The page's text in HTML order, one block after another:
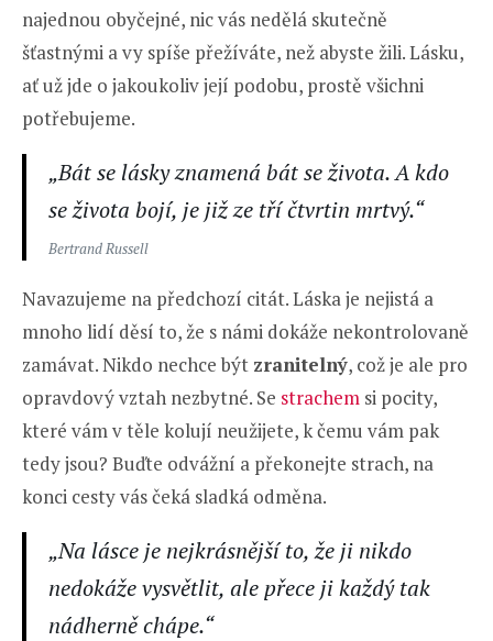
najednou obyčejné, nic vás nedělá skutečně
šťastnými a vy spíše přežíváte, než abyste žili. Lásku,
ať už jde o jakoukoliv její podobu, prostě všichni
potřebujeme.
„Bát se lásky znamená bát se života. A kdo
se života bojí, je již ze tří čtvrtin mrtvý.“
Bertrand Russell
Navazujeme na předchozí citát. Láska je nejistá a
mnoho lidí děsí to, že s námi dokáže nekontrolovaně
zamávat. Nikdo nechce být zranitelný, což je ale pro
opravdový vztah nezbytné. Se strachem si pocity,
které vám v těle kolují neužijete, k čemu vám pak
tedy jsou? Buďte odvážní a překonejte strach, na
konci cesty vás čeká sladká odměna.
„Na lásce je nejkrásnější to, že ji nikdo
nedokáže vysvětlit, ale přece ji každý tak
nádherně chápe.“